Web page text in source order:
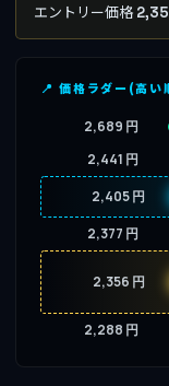
エントリー価格
📍 価格ラダー(高い
2,689 円
2,441 円
2,405 円
2,377 円
2,356 円
2,288 円